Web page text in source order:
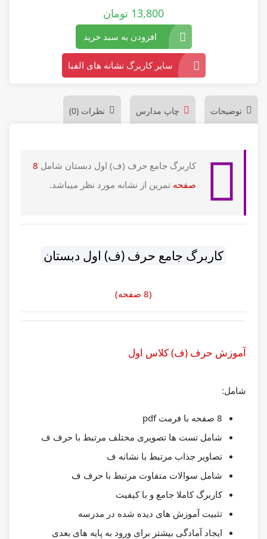
13,800 تومان
افزودن به سبد خرید
سایر کاربرگ نشانه های الفبا
توضیحات چاپ مدارس نظرات (0)
کاربرگ جامع حرف (ف) اول دبستان شامل 8
صفحه تمرین از نشانه مورد نظر میباشد.
کاربرگ جامع حرف (ف) اول دبستان
(8 صفحه)
آموزش حرف (ف) کلاس اول
شامل:
8 صفحه با فرمت pdf
شامل تست ها تصویری مختلف مرتبط با حرف ف
تصاویر جذاب مرتبط با نشانه ف
شامل سوالات متفاوت مرتبط با حرف ف
کاربرگ کاملا جامع و با کیفیت
تثبیت آموزش های دیده شده در مدرسه
ایجاد آمادگی بیشتر برای ورود به پایه های بعدی